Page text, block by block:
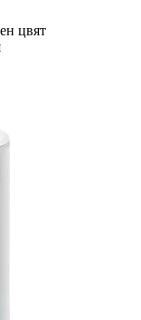
цвят